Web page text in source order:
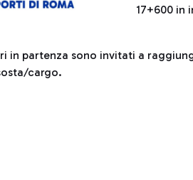
17+600 in
in partenza sono invitati a
cargo.